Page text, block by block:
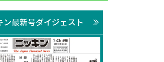
ン最新号ダイジェスト